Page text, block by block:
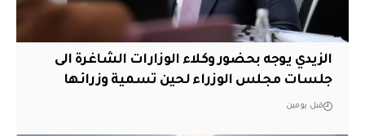
الزيدي يوجه بحضور وكلاء الوزارات الشاغرة الى
جلسات مجلس الوزراء لحين تسمية وزرائها
قبل يومين